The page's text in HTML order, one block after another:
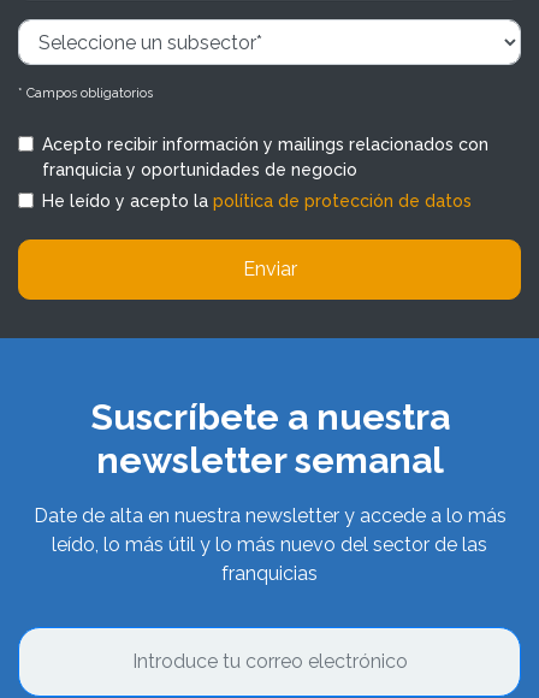
* Campos obligatorios
Acepto recibir información y mailings relacionados con
franquicia y oportunidades de negocio
He leído y acepto la política de protección de datos
Enviar
Suscríbete a nuestra
newsletter semanal
Date de alta en nuestra newsletter y accede a lo más
leído, lo más útil y lo más nuevo del sector de las
franquicias